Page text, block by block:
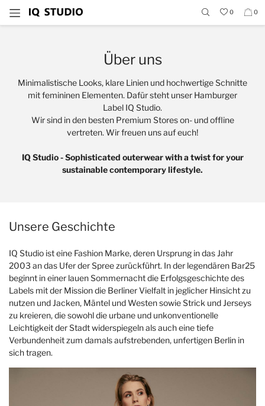
0 0
Über uns
Minimalistische Looks, klare Linien und hochwertige Schnitte
mit femininen Elementen. Dafür steht unser Hamburger
Label IQ Studio.
Wir sind in den besten Premium Stores on- und offline
vertreten. Wir freuen uns auf euch!
IQ Studio - Sophisticated outerwear with a twist for your
sustainable contemporary lifestyle.
Unsere Geschichte
IQ Studio ist eine Fashion Marke, deren Ursprung in das Jahr
2003 an das Ufer der Spree zurückführt. In der legendären Bar25
beginnt in einer lauen Sommernacht die Erfolgsgeschichte des
Labels mit der Mission die Berliner Vielfalt in jeglicher Hinsicht zu
nutzen und Jacken, Mäntel und Westen sowie Strick und Jerseys
zu kreieren, die sowohl die urbane und unkonventionelle
Leichtigkeit der Stadt widerspiegeln als auch eine tiefe
Verbundenheit zum damals aufstrebenden, unfertigen Berlin in
sich tragen.